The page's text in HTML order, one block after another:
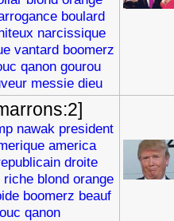
boulard
narcissique
vantard boomerz
qanon gourou
messie dieu
nawak president
america
droite
riche blond orange
boomerz beauf
qanon